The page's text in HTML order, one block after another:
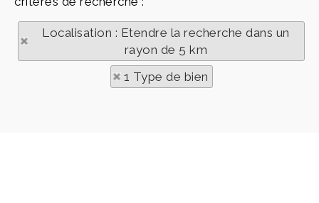
Localisation : Etendre la recherche dans un
rayon de 5 km
1 Type de bien